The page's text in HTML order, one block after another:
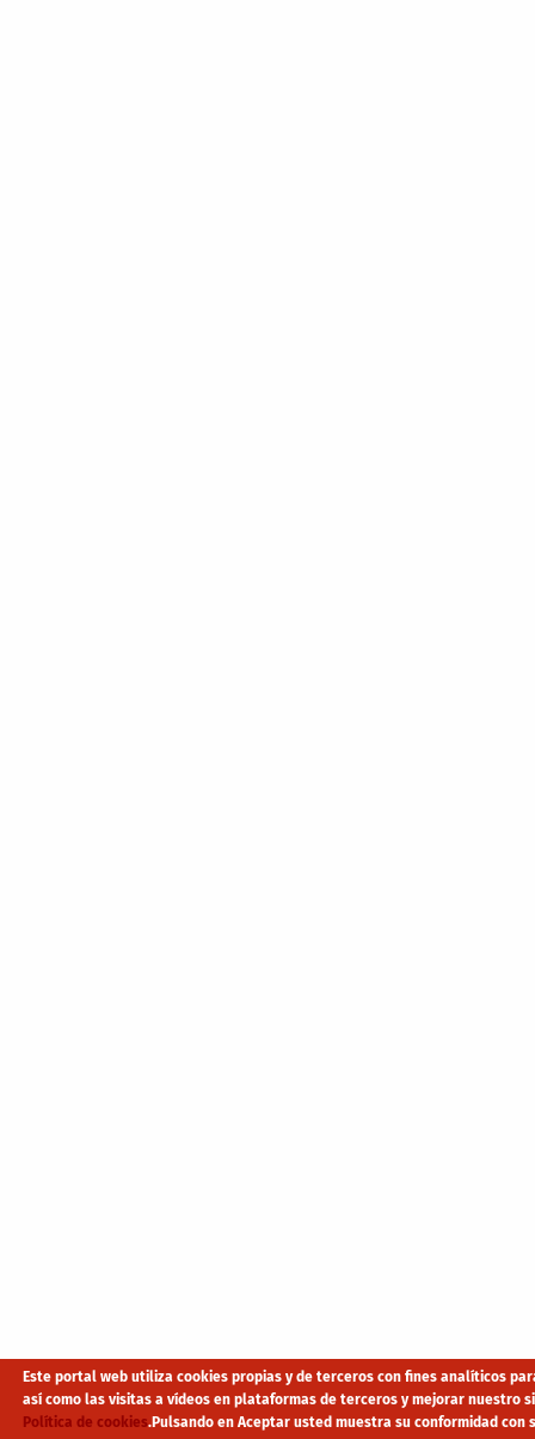
Este portal web utiliza cookies propias y de terceros con fines analíticos
así como las visitas a vídeos en plataformas de terceros y mejorar nuestro
Política de cookies.Pulsando en Aceptar usted muestra su conformidad con